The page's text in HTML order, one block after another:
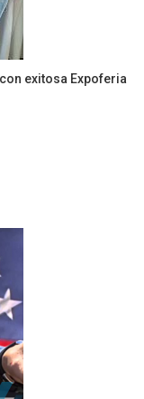
exitosa Expoferia